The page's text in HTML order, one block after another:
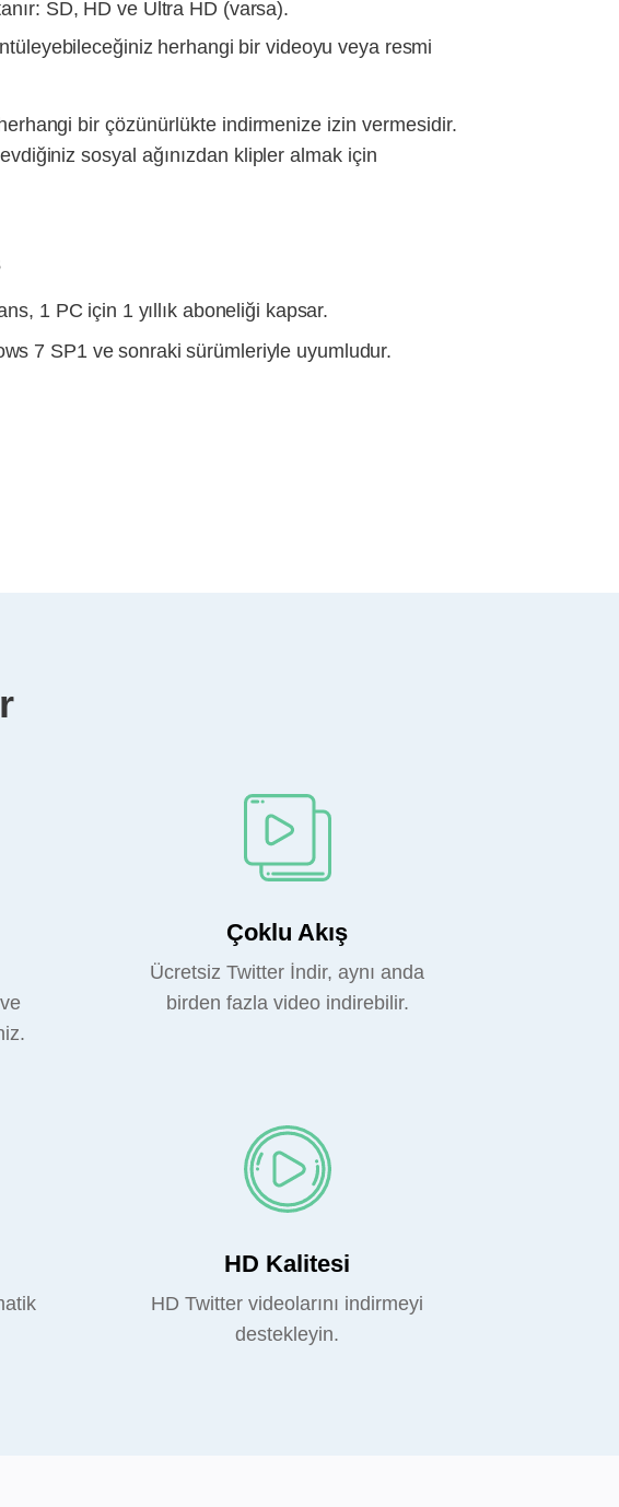
SD, HD ve Ultra HD (varsa).
herhangi bir videoyu veya resmi
bir çözünürlükte indirmenize izin vermesidir.
sosyal ağınızdan klipler almak için
1 PC için 1 yıllık aboneliği kapsar.
7 SP1 ve sonraki sürümleriyle uyumludur.
Çoklu Akış
Ücretsiz Twitter İndir, aynı anda
birden fazla video indirebilir.
HD Kalitesi
HD Twitter videolarını indirmeyi
destekleyin.